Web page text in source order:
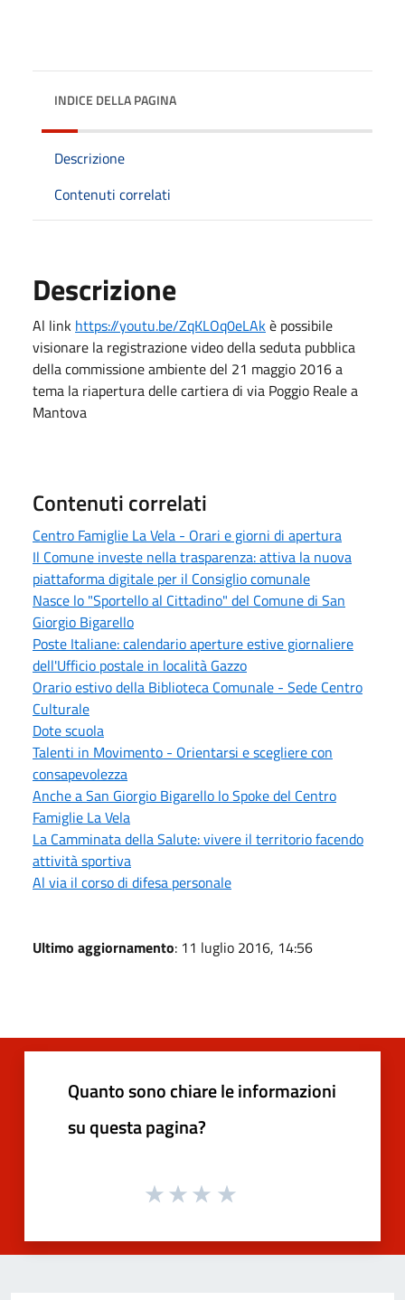
INDICE DELLA PAGINA
Descrizione
Contenuti correlati
Descrizione
Al link https://youtu.be/ZqKLOq0eLAkè possibile
visionare la registrazione video della seduta pubblica
della commissione ambiente del 21 maggio 2016 a
tema la riapertura delle cartiera di via Poggio Reale a
Mantova
Contenuti correlati
Centro Famiglie La Vela - Orari e giorni di apertura
Il Comune investe nella trasparenza: attiva la nuova
piattaforma digitale per il Consiglio comunale
Nasce lo "Sportello al Cittadino" del Comune di San
Giorgio Bigarello
Poste Italiane: calendario aperture estive giornaliere
dell'Ufficio postale in località Gazzo
Orario estivo della Biblioteca Comunale - Sede Centro
Culturale
Dote scuola
Talenti in Movimento - Orientarsi e scegliere con
consapevolezza
Anche a San Giorgio Bigarello lo Spoke del Centro
Famiglie La Vela
La Camminata della Salute: vivere il territorio facendo
attività sportiva
Al via il corso di difesa personale
Ultimo aggiornamento: 11 luglio 2016, 14:56
Quanto sono chiare le informazioni
su questa pagina?